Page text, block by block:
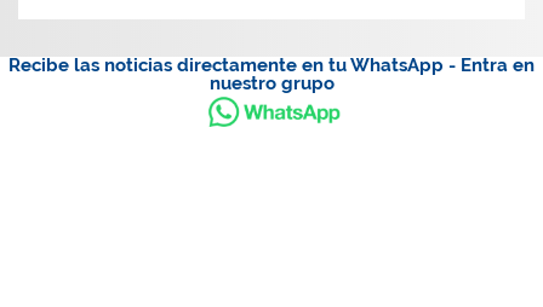
Recibe las noticias directamente en tu WhatsApp - Entra en
nuestro grupo